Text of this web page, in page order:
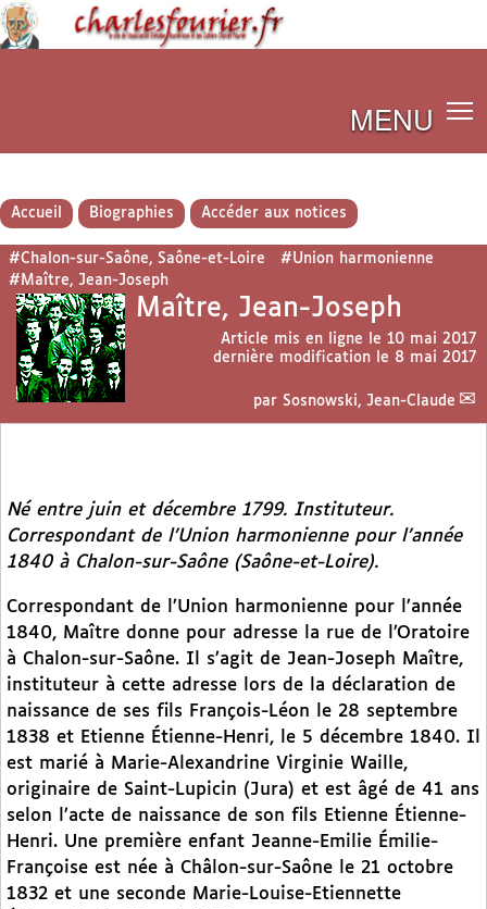
MENU
Accueil Biographies Accéder aux notices
#Chalon-sur-Saône, Saône-et-Loire
#Union harmonienne
#Maître, Jean-Joseph
Maître, Jean-Joseph
Article mis en ligne le 10 mai 2017
dernière modification le 8 mai 2017
par Sosnowski, Jean-Claude
Né entre juin et décembre 1799. Instituteur.
Correspondant de l’Union harmonienne pour l’année
1840 à Chalon-sur-Saône (Saône-et-Loire).
Correspondant de l’Union harmonienne pour l’année
1840, Maître donne pour adresse la rue de l’Oratoire
à Chalon-sur-Saône. Il s’agit de Jean-Joseph Maître,
instituteur à cette adresse lors de la déclaration de
naissance de ses fils François-Léon le 28 septembre
1838 et Etienne Étienne-Henri, le 5 décembre 1840. Il
est marié à Marie-Alexandrine Virginie Waille,
originaire de Saint-Lupicin (Jura) et est âgé de 41 ans
selon l’acte de naissance de son fils Etienne Étienne-
Henri. Une première enfant Jeanne-Emilie Émilie-
Françoise est née à Châlon-sur-Saône le 21 octobre
1832 et une seconde Marie-Louise-Etiennette